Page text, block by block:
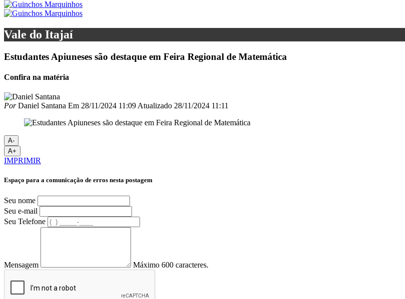
Vale do Itajaí
Estudantes Apiuneses são destaque em Feira Regional de Matemática
Confira na matéria
PorDaniel Santana Em 28/11/2024 11:09 Atualizado 28/11/2024 11:11
A-
A+
IMPRIMIR
Espaço para a comunicação de erros nesta postagem
Seu nome
Seu e-mail
Seu Telefone
Mensagem Máximo 600 caracteres.